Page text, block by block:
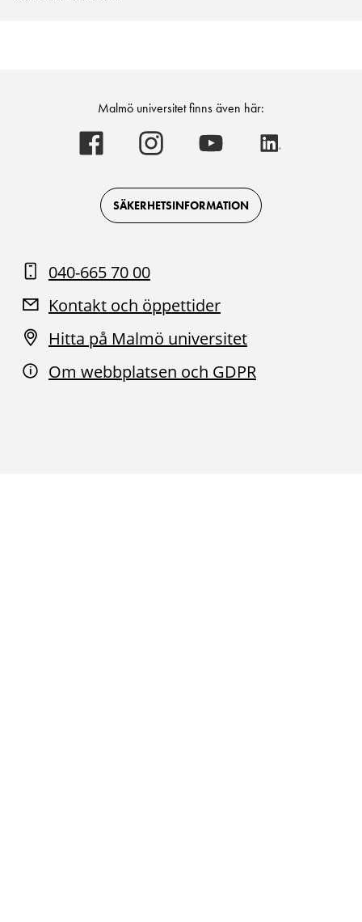
Malmö universitet finns även här:
Malmö
universitet
on
Facebook
Malmö
universitet
on
Instagram
Malmö
universitet
on
Youtube
SÄKERHETSINFORMATION
040-665 70 00
Kontakt och öppettider
Hitta på Malmö universitet
Om webbplatsen och GDPR